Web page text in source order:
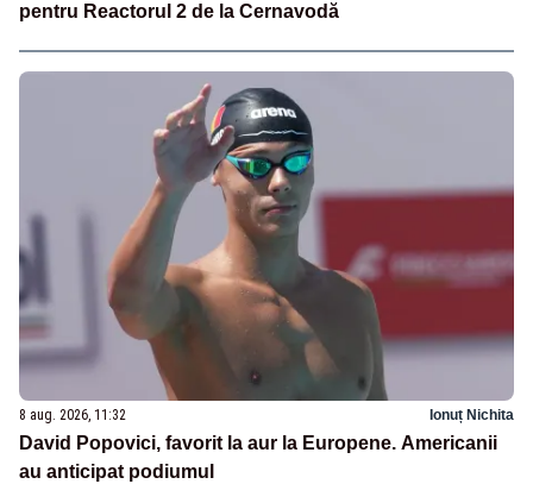
pentru Reactorul 2 de la Cernavodă
8 aug. 2026, 11:32 Ionuț Nichita
David Popovici, favorit la aur la Europene. Americanii
au anticipat podiumul